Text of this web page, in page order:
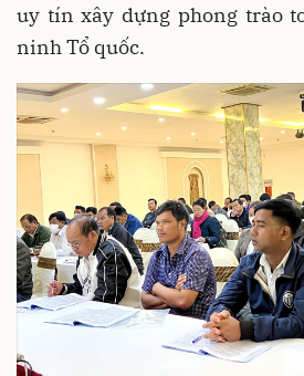
uy tín xây dựng phong trào
ninh Tổ quốc.